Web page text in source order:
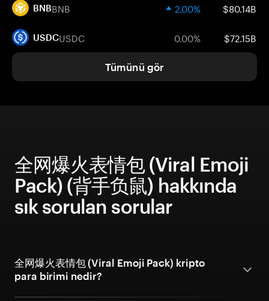
BNBBNB 2.00% $80.14B
USDCUSDC 0.00% $72.15B
Tümünü gör
全网爆火表情包 (Viral Emoji
Pack) (背手负鼠) hakkında
sık sorulan sorular
全网爆火表情包 (Viral Emoji Pack) kripto
para birimi nedir?